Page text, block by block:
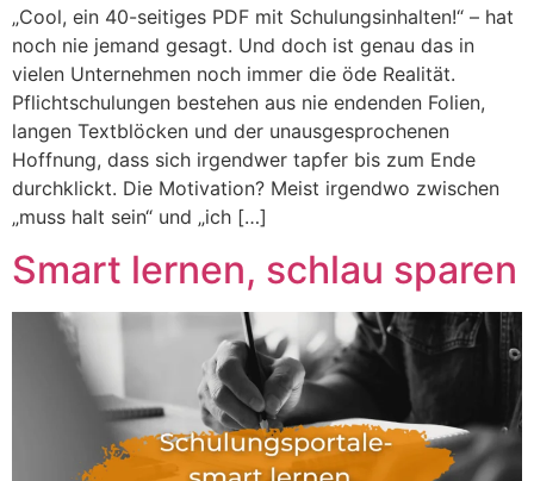
„Cool, ein 40-seitiges PDF mit Schulungsinhalten!“ – hat
noch nie jemand gesagt. Und doch ist genau das in
vielen Unternehmen noch immer die öde Realität.
Pflichtschulungen bestehen aus nie endenden Folien,
langen Textblöcken und der unausgesprochenen
Hoffnung, dass sich irgendwer tapfer bis zum Ende
durchklickt. Die Motivation? Meist irgendwo zwischen
„muss halt sein“ und „ich […]
Smart lernen, schlau sparen